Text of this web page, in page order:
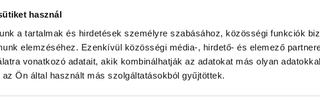
használ
a tartalmak és hirdetések személyre szabásához, közösségi funkciók
elemzéséhez. Ezenkívül közösségi média-, hirdető- és elemező
vonatkozó adatait, akik kombinálhatják az adatokat más olyan
Ön által használt más szolgáltatásokból gyűjtöttek.
7-15H TELEFONON, EMAILBEN